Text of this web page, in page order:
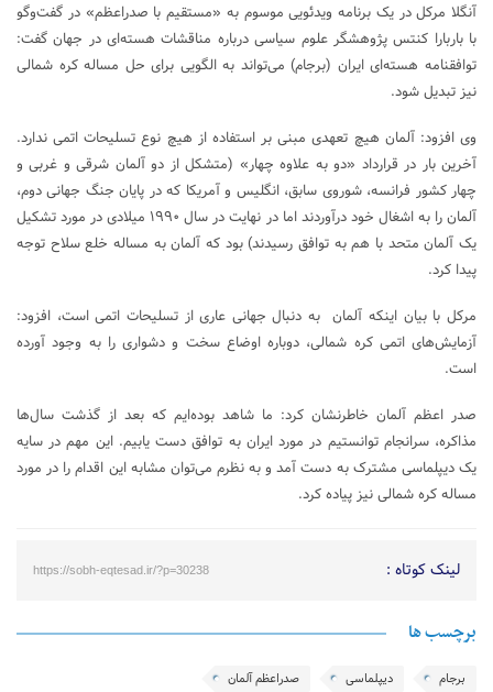
آنگلا مرکل در یک برنامه ویدئویی موسوم به «مستقیم با صدراعظم» در گفت‌وگو
با باربارا کنتس پژوهشگر علوم سیاسی درباره مناقشات هسته‌ای در جهان گفت:
توافقنامه هسته‌ای ایران (برجام) می‌تواند به الگویی برای حل مساله کره شمالی
نیز تبدیل شود.
وی افزود: آلمان هیچ تعهدی مبنی بر استفاده از هیچ نوع تسلیحات اتمی ندارد.
آخرین بار در قرارداد «دو به علاوه چهار» (متشکل از دو آلمان شرقی و غربی و
چهار کشور فرانسه، شوروی سابق، انگلیس و آمریکا که در پایان جنگ جهانی دوم،
آلمان را به اشغال خود درآوردند اما در نهایت در سال ۱۹۹۰ میلادی در مورد تشکیل
یک آلمان متحد با هم به توافق رسیدند) بود که آلمان به مساله خلع سلاح توجه
پیدا کرد.
مرکل با بیان اینکه آلمان به دنبال جهانی عاری از تسلیحات اتمی است، افزود:
آزمایش‌های اتمی کره شمالی، دوباره اوضاع سخت و دشواری را به وجود آورده
است.
صدر اعظم آلمان خاطرنشان کرد: ما شاهد بوده‌ایم که بعد از گذشت سال‌ها
مذاکره، سرانجام توانستیم در مورد ایران به توافق دست یابیم. این مهم در سایه
یک دیپلماسی مشترک به دست آمد و به نظرم می‌توان مشابه این اقدام را در مورد
مساله کره شمالی نیز پیاده کرد.
لینک کوتاه : https://sobh-eqtesad.ir/?p=30238
برچسب ها
برجام دیپلماسی صدراعظم آلمان